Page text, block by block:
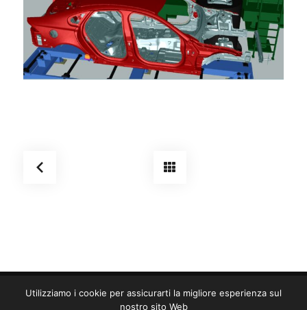
Copyright © TMF S.R.L. 2025
Utilizziamo i cookie per assicurarti la migliore esperienza sul
nostro sito Web